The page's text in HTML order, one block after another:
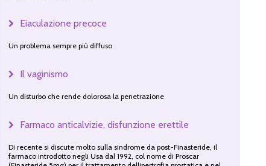
Eiaculazione precoce
Un problema sempre più diffuso
Il vaginismo
Un disturbo che rende dolorosa la penetrazione
Farmaco anticalvizie, disfunzione erettile
Di recente si discute molto sulla sindrome da post-Finasteride, il
farmaco introdotto negli Usa dal 1992, col nome di Proscar